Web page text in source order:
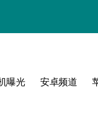
曝光 安卓频道